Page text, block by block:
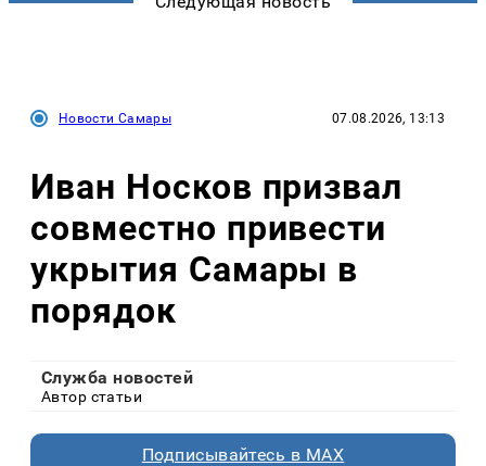
Новости Самары 07.08.2026, 13:13
Иван Носков призвал
совместно привести
укрытия Самары в
порядок
Служба новостей
Автор статьи
Подписывайтесь в MAX